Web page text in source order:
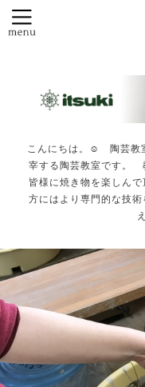
こんにちは。☺️ 陶芸教
宰する陶芸教室です。
皆様に焼き物を楽しん
方にはより専門的な技